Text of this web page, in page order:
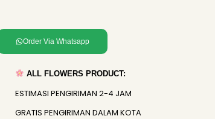
Order Via Whatsapp
ALL FLOWERS PRODUCT:
ESTIMASI PENGIRIMAN 2-4 JAM
GRATIS PENGIRIMAN DALAM KOTA